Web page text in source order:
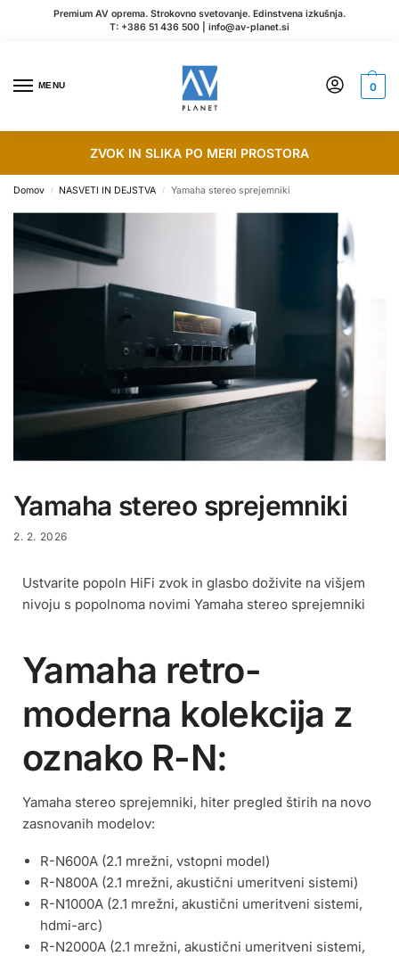
Premium AV oprema. Strokovno svetovanje. Edinstvena izkušnja.
T: +386 51 436 500 info@av-planet.si
MENU 0
ZVOK IN SLIKA PO MERI PROSTORA
Domov / NASVETI IN DEJSTVA / Yamaha stereo sprejemniki
Yamaha stereo sprejemniki
2. 2. 2026
Ustvarite popoln HiFi zvok in glasbo doživite na višjem
nivoju s popolnoma novimi Yamaha stereo sprejemniki
Yamaha retro-
moderna kolekcija z
oznako R-N:
Yamaha stereo sprejemniki, hiter pregled štirih na novo
zasnovanih modelov:
R-N600A (2.1 mrežni, vstopni model)
R-N800A (2.1 mrežni, akustični umeritveni sistemi)
R-N1000A (2.1 mrežni, akustični umeritveni sistemi,
hdmi-arc)
R-N2000A (2.1 mrežni, akustični umeritveni sistemi,